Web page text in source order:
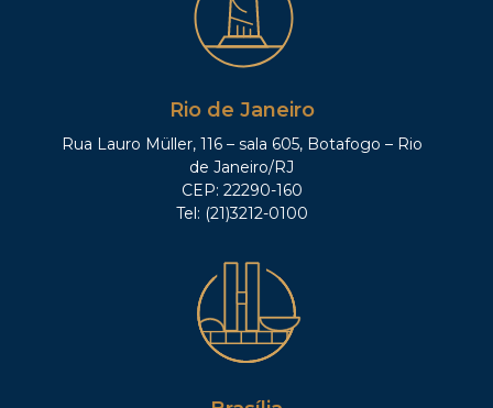
Rio de Janeiro
Rua Lauro Müller, 116 – sala 605, Botafogo – Rio
de Janeiro/RJ
CEP: 22290-160
Tel: (21)3212-0100